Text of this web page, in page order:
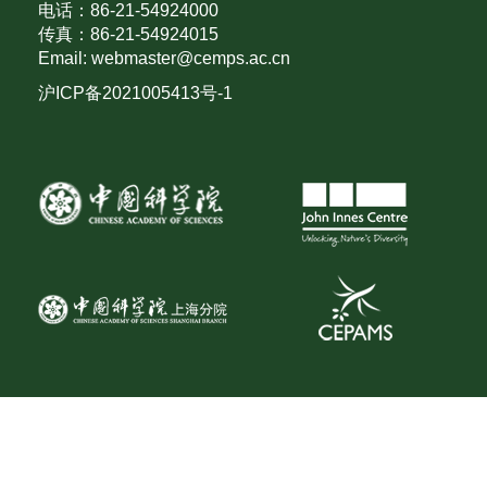
电话：86-21-54924000
传真：86-21-54924015
Email: webmaster@cemps.ac.cn
沪ICP备2021005413号-1